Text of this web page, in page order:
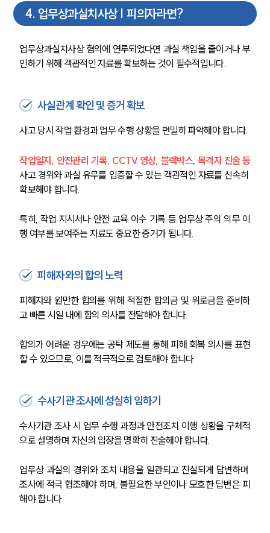
4. 업무상과실치사상 | 피의자라면?
업무상과실치사상 혐의에 연루되었다면 과실 책임을 줄이거나 부
인하기 위해 객관적인 자료를 확보하는 것이 필수적입니다.
사실관계 확인 및 증거 확보
사고 당시 작업 환경과 업무 수행 상황을 면밀히 파악해야 합니다.
작업일지, 안전관리 기록, CCTV 영상, 블랙박스, 목격자 진술 등
사고 경위와 과실 유무를 입증할 수 있는 객관적인 자료를 신속히
확보해야 합니다.
특히, 작업 지시서나 안전 교육 이수 기록 등 업무상 주의 의무 이
행 여부를 보여주는 자료도 중요한 증거가 됩니다.
피해자와의 합의 노력
피해자와 원만한 합의를 위해 적절한 합의금 및 위로금을 준비하
고 빠른 시일 내에 합의 의사를 전달해야 합니다.
합의가 어려운 경우에는 공탁 제도를 통해 피해 회복 의사를 표현
할 수 있으므로, 이를 적극적으로 검토해야 합니다.
수사기관 조사에 성실히 임하기
수사기관 조사 시 업무 수행 과정과 안전조치 이행 상황을 구체적
으로 설명하며 자신의 입장을 명확히 진술해야 합니다.
업무상 과실의 경위와 조치 내용을 일관되고 진실되게 답변하며
조사에 적극 협조해야 하며, 불필요한 부인이나 모호한 답변은 피
해야 합니다.